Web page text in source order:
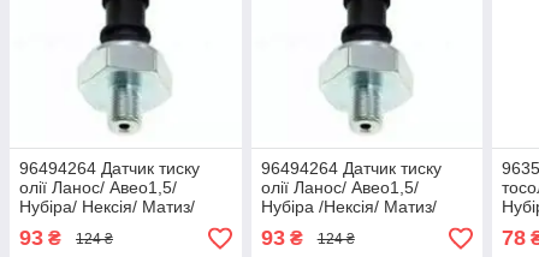
96494264 Датчик тиску
олії Ланос/ Авео1,5/
Нубіра/ Нексія/ Матиз/
Лачетті/ Такума/ Еванда/
Епіка/ Каптива 90336039
93 ₴ 124 ₴
96494264 Датчик тиску
олії Ланос/ Авео1,5/
Нубіра /Нексія/ Матиз/
Лачетті/ Такума/ Еванда/
Епіка/ Каптива (APK)
93₴ 124 ₴
1.5/
78